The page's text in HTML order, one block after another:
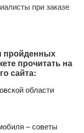
при заказе
пройденных
прочитать на
сайта:
области
– советы